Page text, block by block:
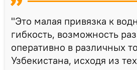
"Это малая привязка к
гибкость, возможность
оперативно в различных
Узбекистана, исходя из